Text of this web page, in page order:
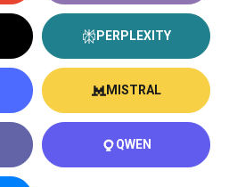
PERPLEXITY
MISTRAL
QWEN